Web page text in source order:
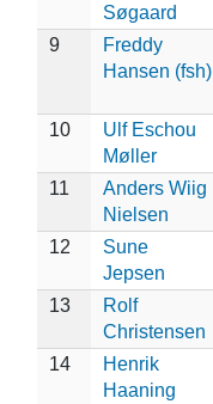
Søgaard
9
Freddy
Hansen (fsh)
10
Ulf Eschou
Møller
11
Anders Wiig
Nielsen
12
Sune
Jepsen
13
Rolf
Christensen
14
Henrik
Haaning